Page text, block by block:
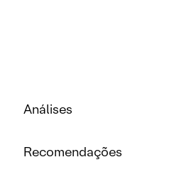
Análises
Recomendações